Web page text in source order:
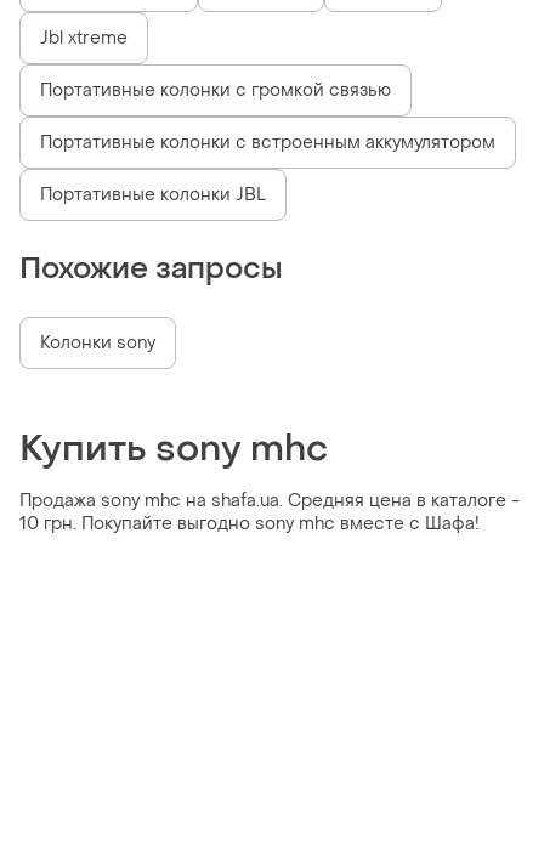
Jbl xtreme
Портативные колонки с громкой связью
Портативные колонки с встроенным аккумулятором
Портативные колонки JBL
Похожие запросы
Колонки sony
Купить sony mhc
Продажа sony mhc на shafa.ua. Средняя цена в каталоге -
10 грн. Покупайте выгодно sony mhc вместе с Шафа!